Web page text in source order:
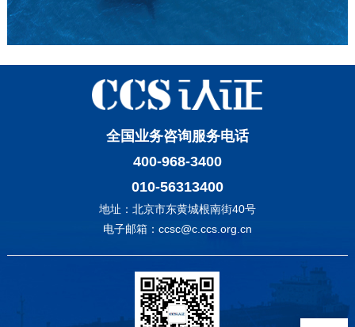
全国业务咨询服务电话
400-968-3400
010-56313400
地址：北京市东黄城根南街40号
电子邮箱：ccsc@c.ccs.org.cn